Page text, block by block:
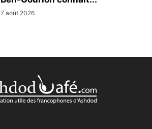
7 août 2026